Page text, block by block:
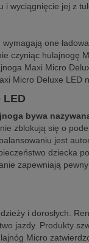
wyciągnięcie jej z
one
czyniąc
Maxi Micro
Micro Deluxe LED
LED
bywa
zblokują się o
jest
dziecka
zapewniają
i dorosłych.
jazdy. Produkty
Micro